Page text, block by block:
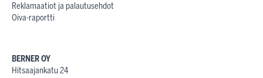
Reklamaatiot ja palautusehdot
Oiva-raportti
BERNER OY
Hitsaajankatu 24